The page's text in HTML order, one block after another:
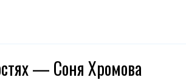
— Соня Хромова